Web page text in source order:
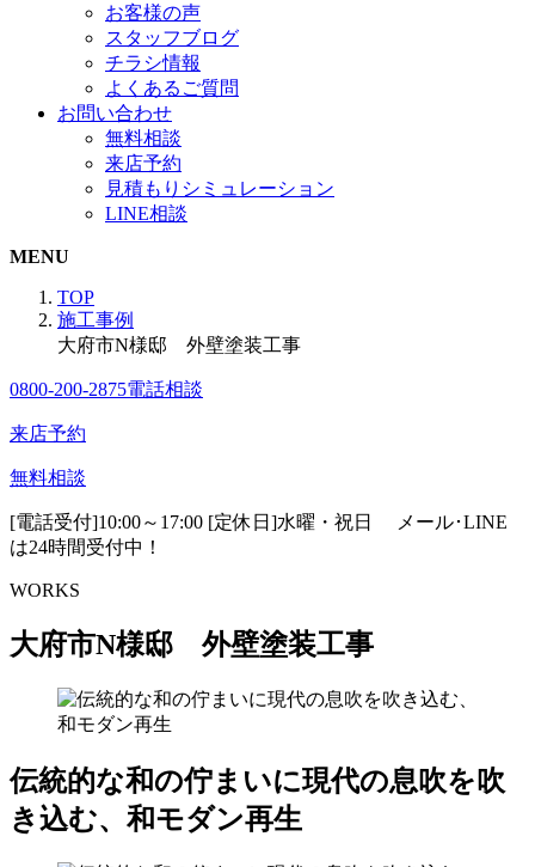
お客様の声
スタッフブログ
チラシ情報
よくあるご質問
お問い合わせ
無料相談
来店予約
見積もりシミュレーション
LINE相談
MENU
TOP
施工事例
大府市N様邸 外壁塗装工事
0800-200-2875電話相談
来店予約
無料相談
[電話受付]10:00～17:00 [定休日]水曜・祝日
メール･LINE
は24時間受付中！
WORKS
大府市N様邸 外壁塗装工事
伝統的な和の佇まいに現代の息吹を吹
き込む、和モダン再生